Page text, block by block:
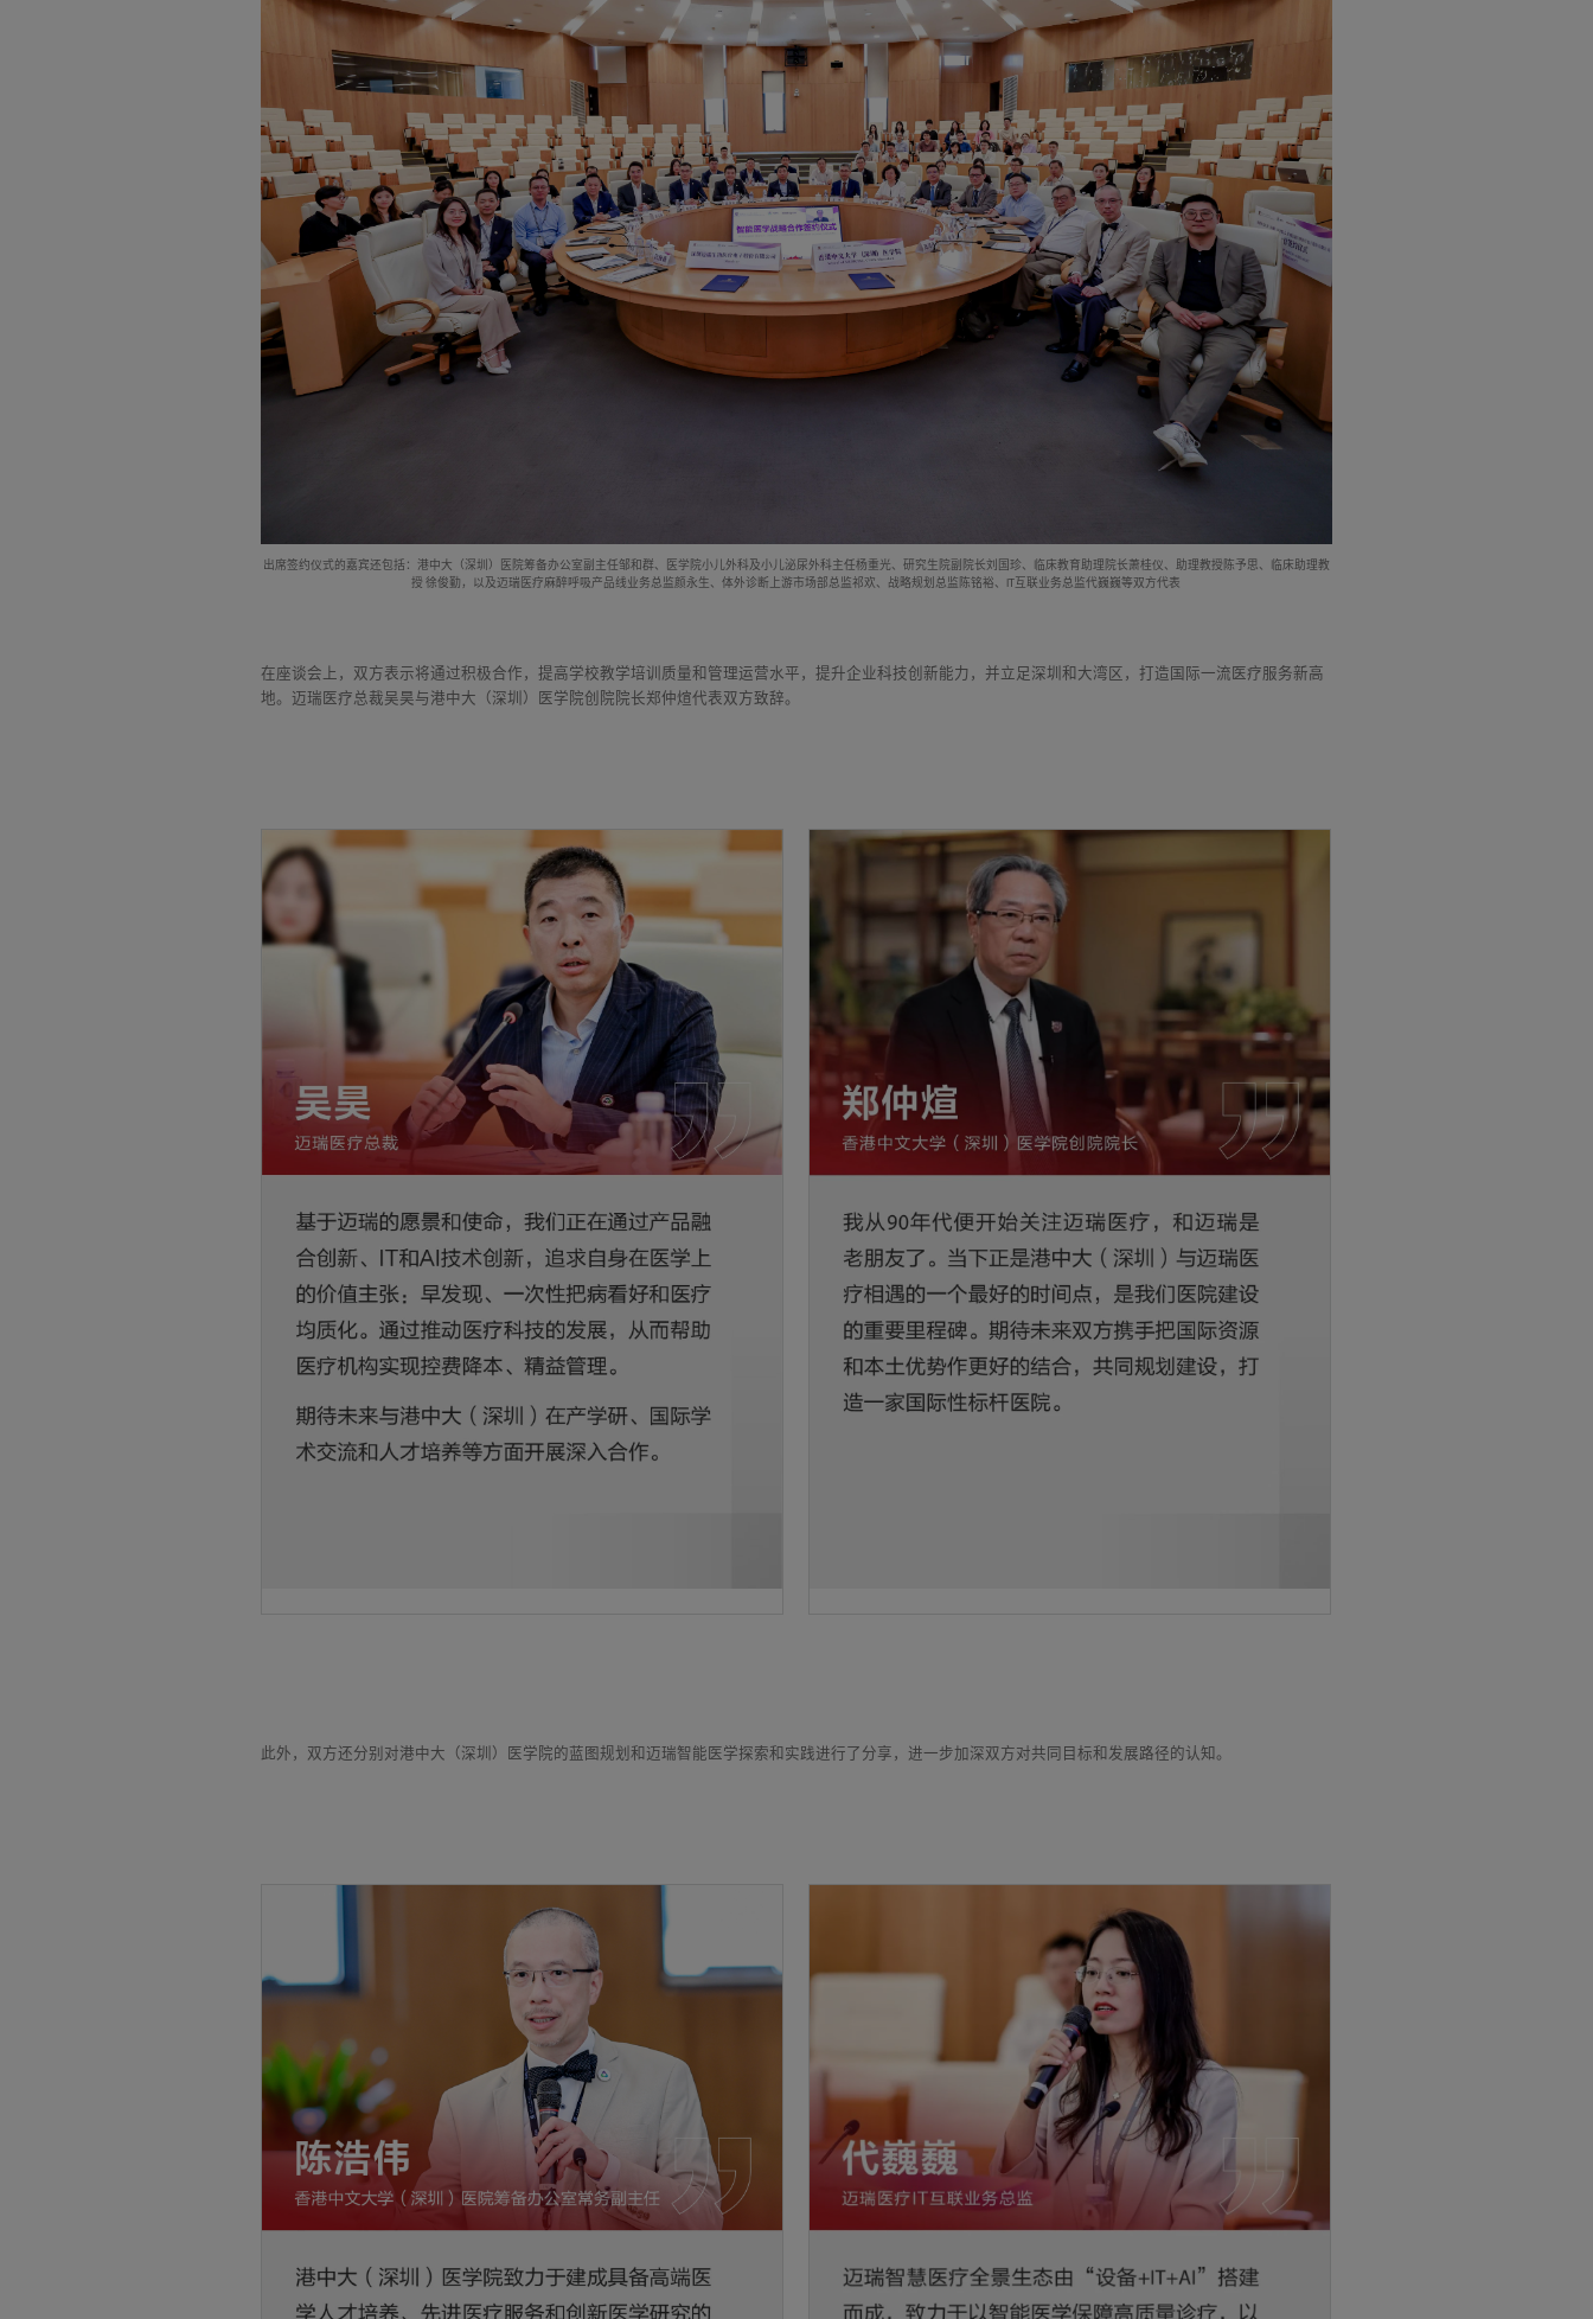
出席签约仪式的嘉宾还包括：港中大（深圳）医院筹备办公室副主任邹和群、医学院小儿外科及小儿泌尿外科主任杨重光、研究生院副院长刘国珍、临床教育助理院长萧桂仪、助理教授陈予思、临床助理教
授 徐俊勤，以及迈瑞医疗麻醉呼吸产品线业务总监颜永生、体外诊断上游市场部总监祁欢、战略规划总监陈铭裕、IT互联业务总监代巍巍等双方代表
在座谈会上，双方表示将通过积极合作，提高学校教学培训质量和管理运营水平，提升企业科技创新能力，并立足深圳和大湾区，打造国际一流医疗服务新高
地。迈瑞医疗总裁吴昊与港中大（深圳）医学院创院院长郑仲煊代表双方致辞。
此外，双方还分别对港中大（深圳）医学院的蓝图规划和迈瑞智能医学探索和实践进行了分享，进一步加深双方对共同目标和发展路径的认知。